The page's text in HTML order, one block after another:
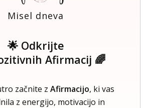
Misel dneva
🌟 Odkrijte
Afirmacij 🌈
začnite z Afirmacijo, ki vas
z energijo, motivacijo in